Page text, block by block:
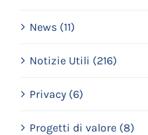
News (11)
Notizie Utili (216)
Privacy (6)
Progetti di valore (8)